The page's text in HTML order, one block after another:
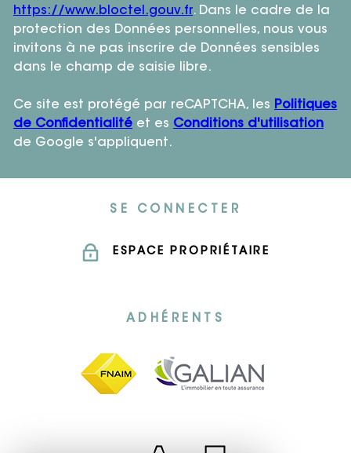
https://www.bloctel.gouv.fr. Dans le cadre de la
protection des Données personnelles, nous vous
invitons à ne pas inscrire de Données sensibles
dans le champ de saisie libre.
Ce site est protégé par reCAPTCHA, les Politiques
de Confidentialité et es Conditions d'utilisation
de Google s'appliquent.
SE CONNECTER
ESPACE PROPRIÉTAIRE
ADHÉRENTS